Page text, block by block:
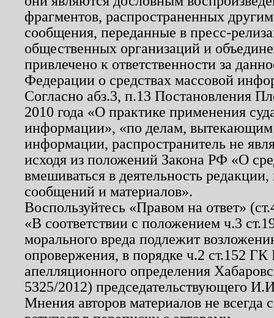
фрагментов, распространенных
сообщения, переданные в пресс-
общественных организаций и
привлечено к ответственности за
Федерации о средствах массовой
Согласно абз.3, п.13 Постановления
2010 года «О практике применения
информации», «по делам, вытекающим
информации, распространитель не
исходя из положений Закона РФ «О
вмешиваться в деятельность
сообщений и материалов».
Воспользуйтесь «Правом на ответ»
«В соответствии с положением ч.3
морального вреда подлежит
опровержения, в порядке ч.2 ст.152
апелляционного определения
5325/2012) председательствующего
Мнения авторов материалов не